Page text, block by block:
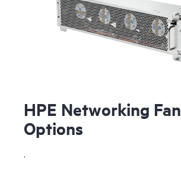
HPE Networking Fan
Options
.